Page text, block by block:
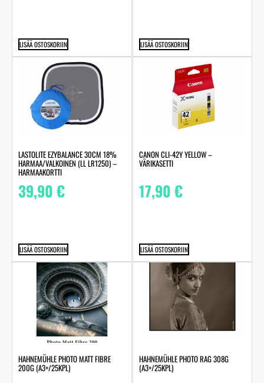
LISÄÄ OSTOSKORIIN LISÄÄ OSTOSKORIIN
LASTOLITE EZYBALANCE 30CM 18%
HARMAA/VALKOINEN (LL LR1250) –
HARMAAKORTTI
39,90€
LISÄÄ OSTOSKORIIN
CANON CLI-42Y YELLOW –
VÄRIKASETTI
17,90€
LISÄÄ OSTOSKORIIN
HAHNEMÜHLE PHOTO MATT FIBRE
200G (A3+/25KPL)
HAHNEMÜHLE PHOTO RAG 308G
(A3+/25KPL)